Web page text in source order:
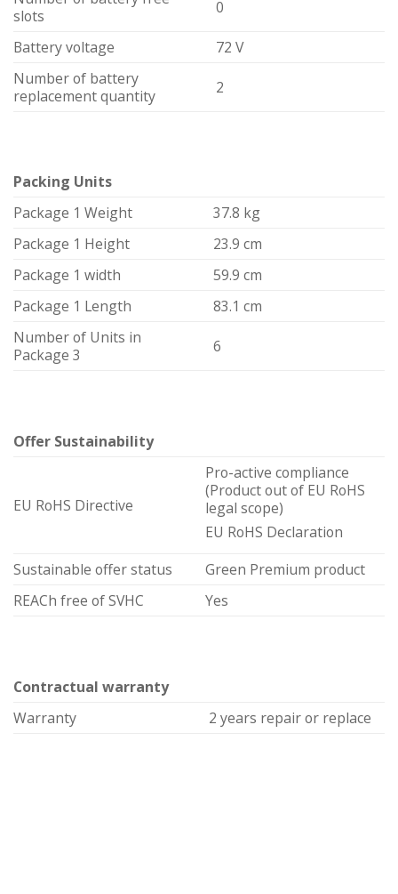
slots
0
Battery voltage
72 V
Number of battery
replacement quantity
2
Packing Units
Package 1 Weight
37.8 kg
Package 1 Height
23.9 cm
Package 1 width
59.9 cm
Package 1 Length
83.1 cm
Number of Units in
Package 3
6
Offer Sustainability
EU RoHS Directive
Pro-active compliance
(Product out of EU RoHS
legal scope)
EU RoHS Declaration
Sustainable offer status
Green Premium product
REACh free of SVHC
Yes
Contractual warranty
Warranty
2 years repair or replace